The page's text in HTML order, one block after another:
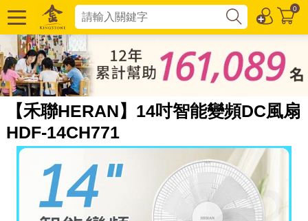
0
【禾聯HERAN】14吋智能變頻DC風扇
HDF-14CH771